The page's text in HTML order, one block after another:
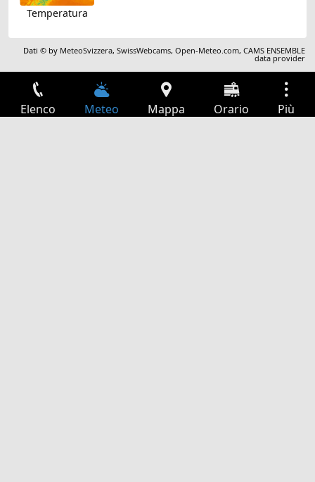
Temperatura
Dati © by MeteoSvizzera,SwissWebcams,Open-Meteo.com,CAMS ENSEMBLE
data provider
Elenco Meteo Mappa Orario Più